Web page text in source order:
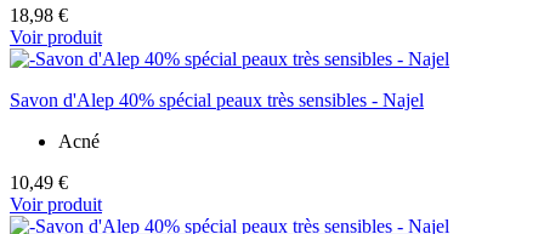
18,98 €
Voir produit
Savon d'Alep 40% spécial peaux très sensibles - Najel
Acné
10,49 €
Voir produit